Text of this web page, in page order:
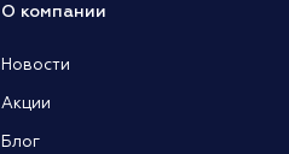
О компании
Новости
Акции
Блог